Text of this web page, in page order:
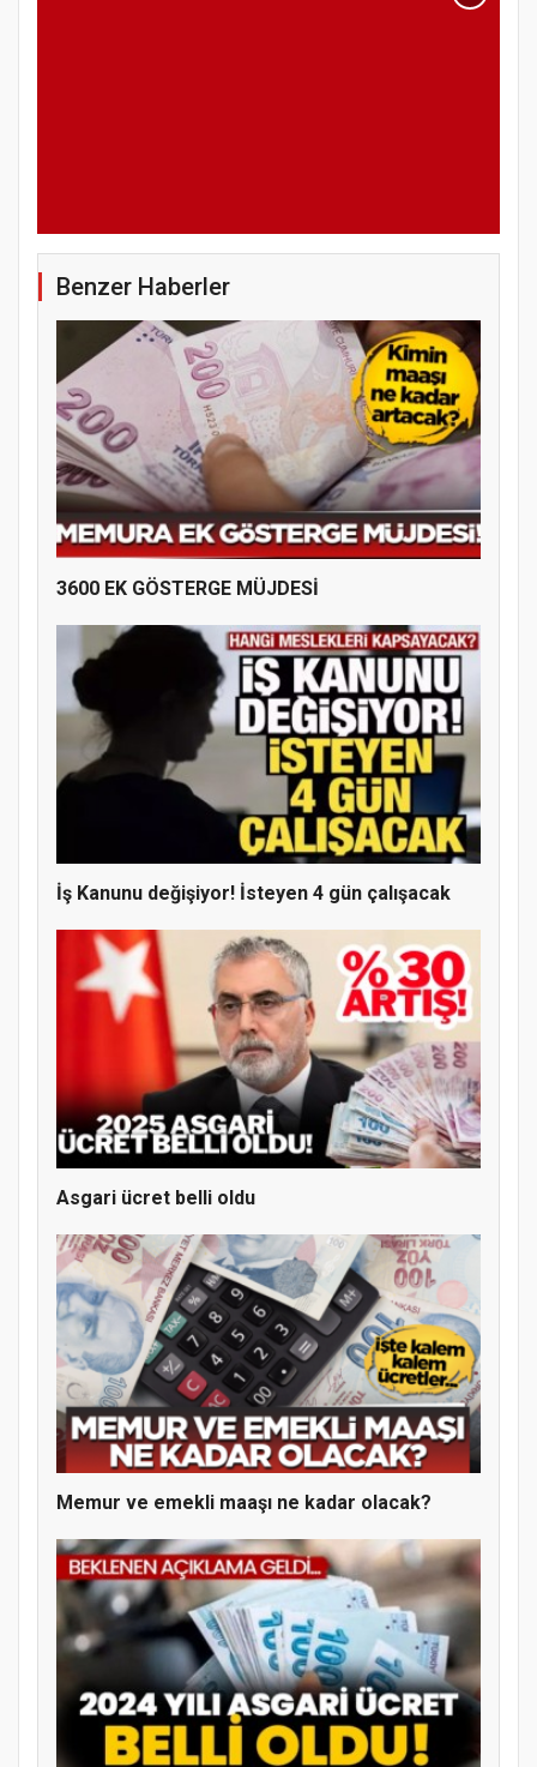
Doğanyol'da Temel Dini Bilgiler Sınavı
Gerçekleştirildi
MÜFTÜ ABULSELAM ÖZDERE’YE ZİYARET
Benzer Haberler
3600 EK GÖSTERGE MÜJDESİ
İş Kanunu değişiyor! İsteyen 4 gün çalışacak
Asgari ücret belli oldu
Memur ve emekli maaşı ne kadar olacak?